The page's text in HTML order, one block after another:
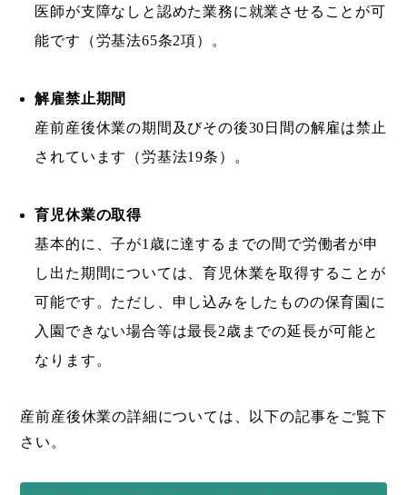
医師が支障なしと認めた業務に就業させることが可
能です（労基法65条2項）。
解雇禁止期間
産前産後休業の期間及びその後30日間の解雇は禁止
されています（労基法19条）。
育児休業の取得
基本的に、子が1歳に達するまでの間で労働者が申
し出た期間については、育児休業を取得することが
可能です。ただし、申し込みをしたものの保育園に
入園できない場合等は最長2歳までの延長が可能と
なります。
産前産後休業の詳細については、以下の記事をご覧下
さい。